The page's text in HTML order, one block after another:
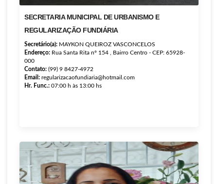
SECRETARIA MUNICIPAL DE URBANISMO E
REGULARIZAÇÃO FUNDIÁRIA
Secretário(a): MAYKON QUEIROZ VASCONCELOS
Endereço: Rua Santa Rita nº 154 , Bairro Centro - CEP: 65928-
000
Contato: (99) 9 8427-4972
Email: regularizacaofundiaria@hotmail.com
Hr. Func.: 07:00 h às 13:00 hs